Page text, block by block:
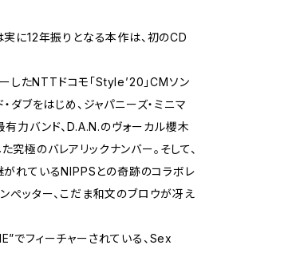
実に12年振りとなる本作は、初のCD
したNTTドコモ「Style’20」CMソン
ダブをはじめ、ジャパニーズ・ミニマ
力バンド、D.A.N.のヴォーカル櫻木
極のバレアリックナンバー。そして、
れているNIPPSとの奇跡のコラボレ
ぺッター、こだま和文のブロウが冴え
でフィーチャーされている、Sex